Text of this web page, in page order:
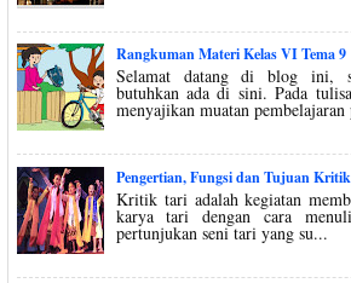
Rangkuman Materi Kelas VI Tema 9
Selamat datang di blog ini,
butuhkan ada di sini. Pada
menyajikan muatan pembelajaran
Pengertian, Fungsi dan Tujuan
Kritik tari adalah kegiatan
karya tari dengan cara
pertunjukan seni tari yang su...